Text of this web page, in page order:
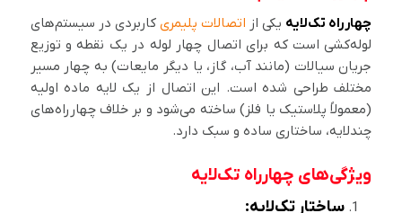
چهارراه تک‌لایه یکی از اتصالات پلیمری کاربردی در سیستم‌های
لوله‌کشی است که برای اتصال چهار لوله در یک نقطه و توزیع
جریان سیالات (مانند آب، گاز، یا دیگر مایعات) به چهار مسیر
مختلف طراحی شده است. این اتصال از یک لایه ماده اولیه
(معمولاً پلاستیک یا فلز) ساخته می‌شود و بر خلاف چهارراه‌های
چندلایه، ساختاری ساده و سبک دارد.
ویژگی‌های چهارراه تک‌لایه
ساختار تک‌لایه: